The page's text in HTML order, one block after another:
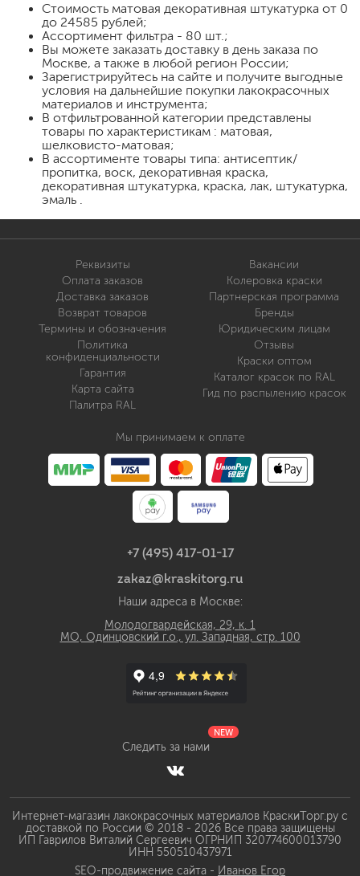
Стоимость матовая декоративная штукатурка от 0
до 24585 рублей;
Ассортимент фильтра - 80 шт.;
Вы можете заказать доставку в день заказа по
Москве, а также в любой регион России;
Зарегистрируйтесь на сайте и получите выгодные
условия на дальнейшие покупки лакокрасочных
материалов и инструмента;
В отфильтрованной категории представлены
товары по характеристикам : матовая,
шелковисто-матовая;
В ассортименте товары типа: антисептик/
пропитка, воск, декоративная краска,
декоративная штукатурка, краска, лак, штукатурка,
эмаль .
Реквизиты
Оплата заказов
Доставка заказов
Возврат товаров
Термины и обозначения
Политика
конфиденциальности
Гарантия
Карта сайта
Палитра RAL
Вакансии
Колеровка краски
Партнерская программа
Бренды
Юридическим лицам
Отзывы
Краски оптом
Каталог красок по RAL
Гид по распылению красок
Мы принимаем к оплате
+7 (495) 417-01-17
zakaz@kraskitorg.ru
Наши адреса в Москве:
Молодогвардейская, 29, к. 1
МО, Одинцовский г.о., ул. Западная, стр. 100
Следить за нами
NEW
Интернет-магазин лакокрасочных материалов КраскиТорг.ру с
доставкой по России © 2018 - 2026 Все права защищены
ИП Гаврилов Виталий Сергеевич ОГРНИП 320774600013790
ИНН 550510437971
SEO-продвижение сайта - Иванов Егор